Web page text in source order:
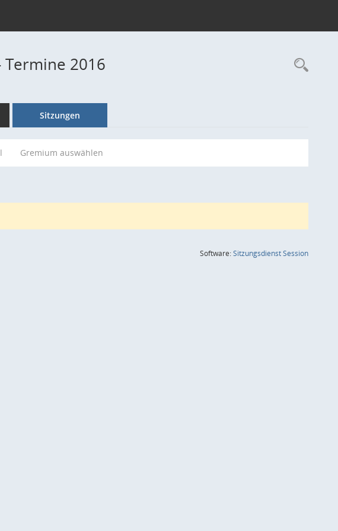
2016
Sitzungen
Gremium auswählen
Software:SitzungsdienstSession(Wird in